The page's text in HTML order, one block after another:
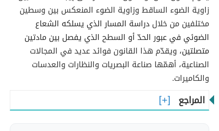
زاوية الضوء الساقط وزاوية الضوء المنعكس بين وسطين
مختلفين من خلالدراسة المسار الذي يسلكه الشعاع
الضوئي في عبور الحدّ أو السطح الذي يفصل بين مادتين
متصلتين، ويقدّم هذا القانون فوائد عديد في المجالات
الصناعية، أهمّها صناعة البصريات والنظارات والعدسات
والكاميرات.
المراجع